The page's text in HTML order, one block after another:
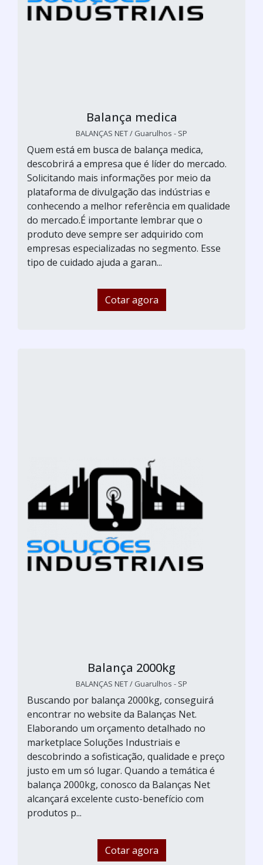
Balança medica
BALANÇAS NET / Guarulhos - SP
Quem está em busca de balança medica,
descobrirá a empresa que é líder do mercado.
Solicitando mais informações por meio da
plataforma de divulgação das indústrias e
conhecendo a melhor referência em qualidade
do mercado.É importante lembrar que o
produto deve sempre ser adquirido com
empresas especializadas no segmento. Esse
tipo de cuidado ajuda a garan...
Cotar agora
Balança 2000kg
BALANÇAS NET / Guarulhos - SP
Buscando por balança 2000kg, conseguirá
encontrar no website da Balanças Net.
Elaborando um orçamento detalhado no
marketplace Soluções Industriais e
descobrindo a sofisticação, qualidade e preço
justo em um só lugar. Quando a temática é
balança 2000kg, conosco da Balanças Net
alcançará excelente custo-benefício com
produtos p...
Cotar agora